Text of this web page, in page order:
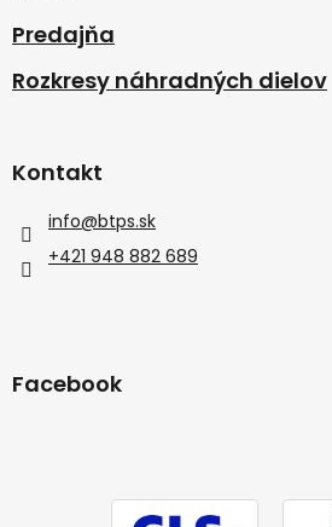
Predajňa
Rozkresy náhradných dielov
Kontakt
info@btps.sk
+421 948 882 689
Facebook